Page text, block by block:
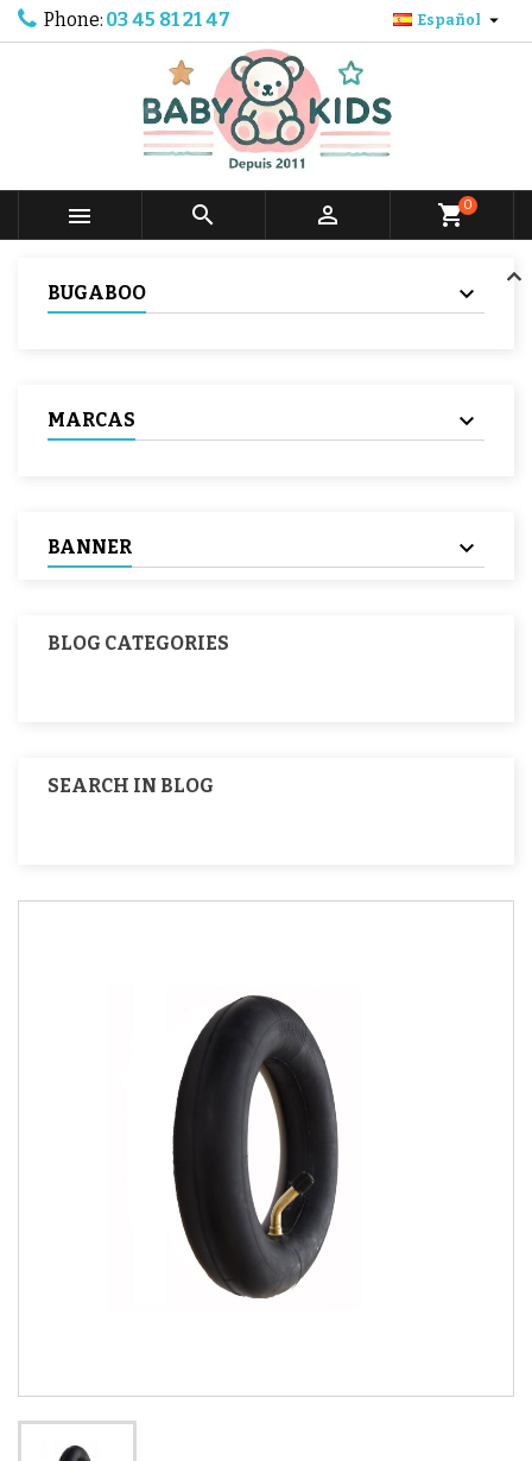
Phone: 03 45 81 21 47 Español 
   shopping_cart0
BUGABOO
MARCAS
BANNER
BLOG CATEGORIES
SEARCH IN BLOG